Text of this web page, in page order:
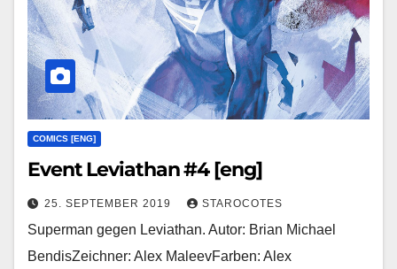
COMICS [ENG]
Event Leviathan #4 [eng]
25. SEPTEMBER 2019 STAROCOTES
Superman gegen Leviathan. Autor: Brian Michael
BendisZeichner: Alex MaleevFarben: Alex